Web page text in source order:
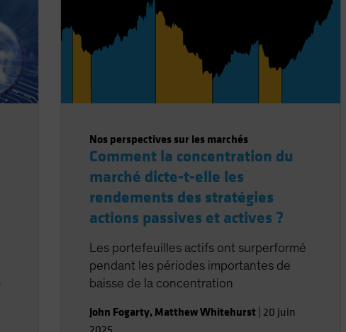
Nos perspectives sur les marchés
Comment la concentration du
marché dicte-t-elle les
rendements des stratégies
actions passives et actives ?
Les portefeuilles actifs ont surperformé
pendant les périodes importantes de
baisse de la concentration
John Fogarty, Matthew Whitehurst| 20 juin